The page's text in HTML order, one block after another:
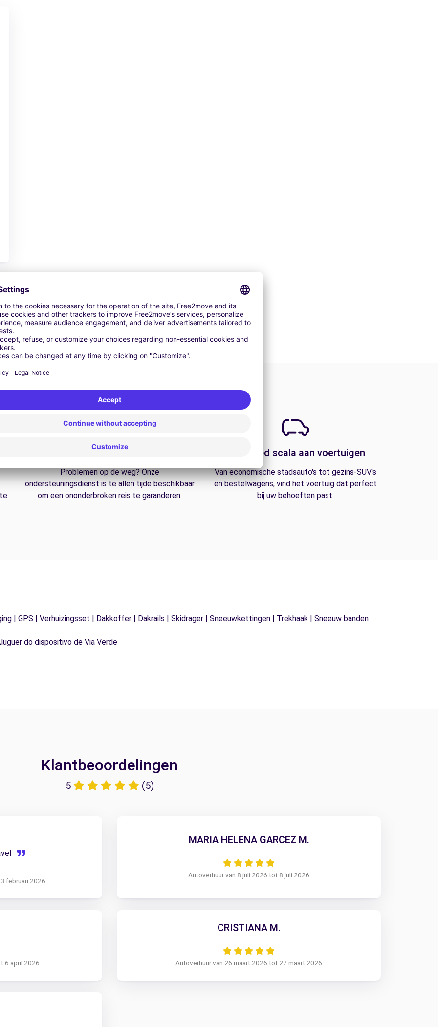
View Deal
24/7 Assistentie
Problemen op de weg? Onze
ondersteuningsdienst is te allen tijde beschikbaar
om een ononderbroken reis te garanderen.
Een breed scala aan voertuigen
Van economische stadsauto's tot gezins-SUV's
en bestelwagens, vind het voertuig dat perfect
bij uw behoeften past.
| GPS | Verhuizingsset | Dakkoffer | Dakrails | Skidrager | Sneeuwkettingen | Trekhaak | Sneeuw banden
do dispositivo de Via Verde
Klantbeoordelingen
5 (5)
februari 2026
MARIA HELENA GARCEZ M.
Autoverhuur van 8 juli 2026 tot 8 juli 2026
6 april 2026
CRISTIANA M.
Autoverhuur van 26 maart 2026 tot 27 maart 2026